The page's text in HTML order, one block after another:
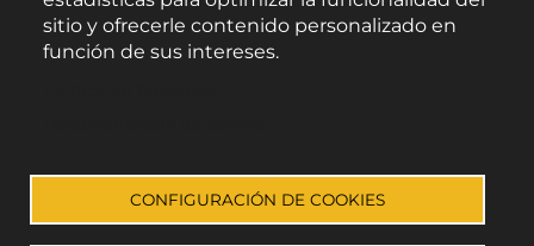
Aviso legal-Política de privacidad-
Accesibilidad
sitio y ofrecerle contenido personalizado en
función de sus intereses.
CONFIGURACIÓN DE COOKIES